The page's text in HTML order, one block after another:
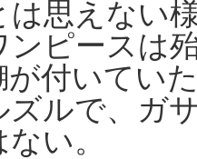
は思えない
ンピースは
が付いてい
ズルで、ガ
い。